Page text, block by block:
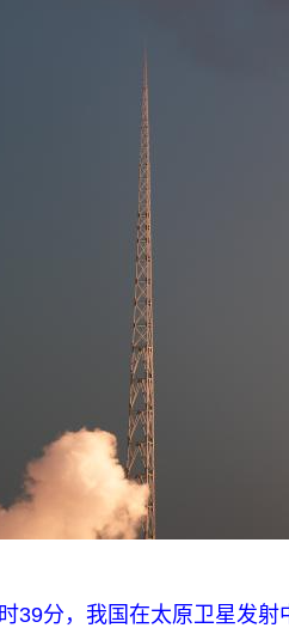
39分，我国在太原卫星发